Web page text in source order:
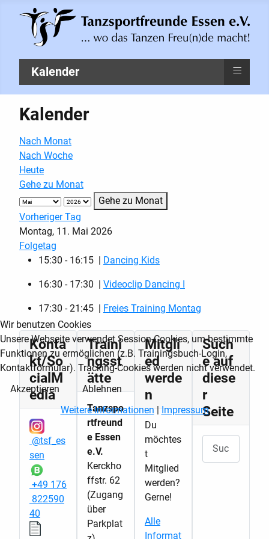
Kalender ≡
Kalender
Nach Monat
Nach Woche
Heute
Gehe zu Monat
Gehe zu Monat
Vorheriger Tag
Montag, 11. Mai 2026
Folgetag
15:30 - 16:15 |
Dancing Kids
16:30 - 17:30 | Videoclip Dancing I
17:30 - 21:45 | Freies Training Montag
Konta
kt/So
cialM
edia
@tsf_es
sen
+49 176
822590
40
Traini
ngsst
ätte
Tanzspo
rtfreund
e Essen
e.V.
Kerckho
ffstr. 62
(Zugang
über
Parkplat
Mitgli
ed
werde
n
Du
möchtes
t
Mitglied
werden?
Gerne!
Alle
Informat
Such
e auf
diese
r
Seite
Wir benutzen Cookies
Unsere Webseite verwendet Session-Cookies, um bestimmte
Funktionen zu ermöglichen (z.B. Trainingsbuch-Login,
Kontaktformular). Tracking-Cookies werden nicht verwendet.
Akzeptieren
Ablehnen
Weitere Informationen|Impressum